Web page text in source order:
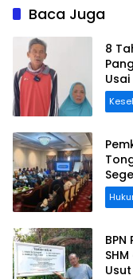
Baca Juga
8